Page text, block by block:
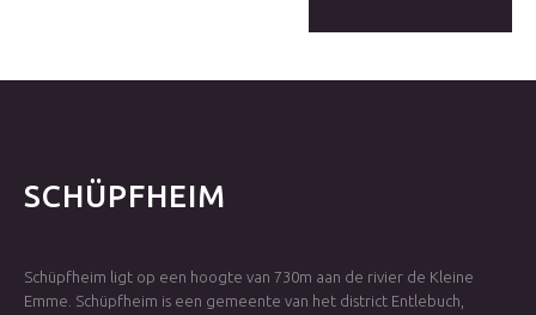
SCHÜPFHEIM
Schüpfheim ligt op een hoogte van 730m aan de rivier de Kleine
Emme. Schüpfheim is een gemeente van het district Entlebuch,